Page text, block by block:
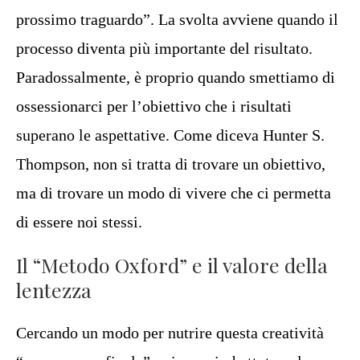
prossimo traguardo”. La svolta avviene quando il
processo diventa più importante del risultato.
Paradossalmente, è proprio quando smettiamo di
ossessionarci per l’obiettivo che i risultati
superano le aspettative. Come diceva Hunter S.
Thompson, non si tratta di trovare un obiettivo,
ma di trovare un modo di vivere che ci permetta
di essere noi stessi.
Il “Metodo Oxford” e il valore della
lentezza
Cercando un modo per nutrire questa creatività